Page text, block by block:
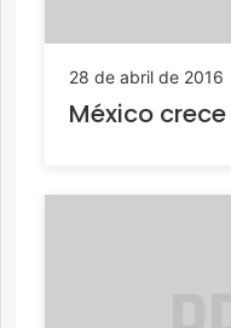
28 de abril de 2016
México